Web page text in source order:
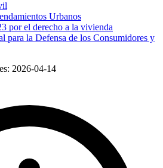
Urbanos
por el derecho a la vivienda
la Defensa de los Consumidores y
2026-04-14